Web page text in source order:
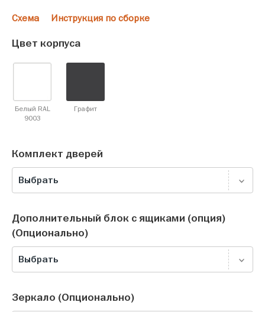
Схема Инструкция по сборке
Цвет корпуса
Белый RAL
9003
Графит
Комплект дверей
Выбрать
Дополнительный блок с ящиками (опция)
(Опционально)
Выбрать
Зеркало (Опционально)